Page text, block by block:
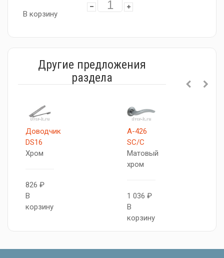
В корзину
Другие предложения
раздела
Доводчик
DS16
Хром
826 ₽
В
корзину
A-426
SC/C
Матовый
хром
1 036 ₽
В
корзину